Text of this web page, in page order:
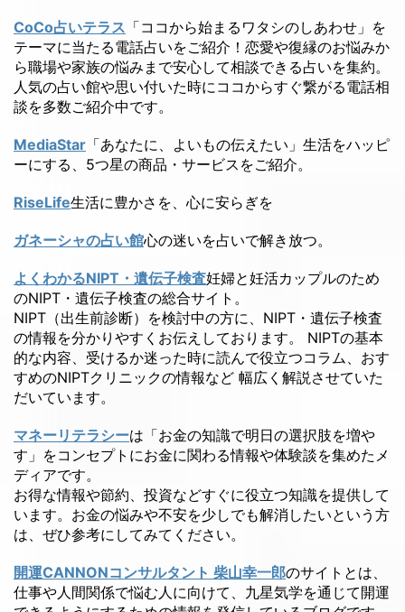
CoCo占いテラス 「ココから始まるワタシのしあわせ」を
テーマに当たる電話占いをご紹介！恋愛や復縁のお悩みか
ら職場や家族の悩みまで安心して相談できる占いを集約。
人気の占い館や思い付いた時にココからすぐ繋がる電話相
談を多数ご紹介中です。
MediaStar 「あなたに、よいもの伝えたい」生活をハッピ
ーにする、5つ星の商品・サービスをご紹介。
RiseLife生活に豊かさを、心に安らぎを
ガネーシャの占い館心の迷いを占いで解き放つ。
よくわかるNIPT・遺伝子検査妊婦と妊活カップルのため
のNIPT・遺伝子検査の総合サイト。
NIPT（出生前診断）を検討中の方に、NIPT・遺伝子検査
の情報を分かりやすくお伝えしております。 NIPTの基本
的な内容、受けるか迷った時に読んで役立つコラム、おす
すめのNIPTクリニックの情報など 幅広く解説させていた
だいています。
マネーリテラシーは「お金の知識で明日の選択肢を増や
す」をコンセプトにお金に関わる情報や体験談を集めたメ
ディアです。
お得な情報や節約、投資などすぐに役立つ知識を提供して
います。お金の悩みや不安を少しでも解消したいという方
は、ぜひ参考にしてみてください。
開運CANNONコンサルタント 柴山幸一郎のサイトとは、
仕事や人間関係で悩む人に向けて、九星気学を通じて開運